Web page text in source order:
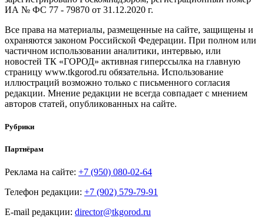
ИА № ФС 77 - 79870 от 31.12.2020 г.
Все права на материалы, размещенные на сайте, защищены и
охраняются законом Российской Федерации. При полном или
частичном использовании аналитики, интервью, или
новостей ТК «ГОРОД» активная гиперссылка на главную
страницу www.tkgorod.ru обязательна. Использование
иллюстраций возможно только с письменного согласия
редакции. Мнение редакции не всегда совпадает с мнением
авторов статей, опубликованных на сайте.
Рубрики
Партнёрам
Реклама на сайте: +7 (950) 080-02-64
Телефон редакции: +7 (902) 579-79-91
E-mail редакции: director@tkgorod.ru